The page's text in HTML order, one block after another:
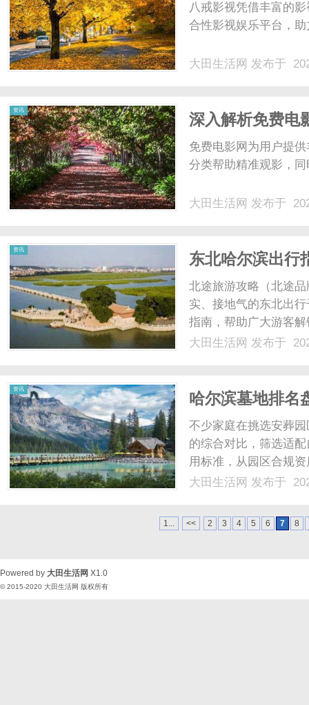
八戒影视凭借丰富的
合性影视娱乐平台，
大田生活网 发布于
资讯
深入解析免费电
免费电影网为用户提
分类帮助精准观影，
大田生活网 发布于
资讯
东北哈尔滨出行
食+周边路线全
北途旅游攻略（北途
实、接地气的东北出
指南，帮助广大游客
心玩法：不止中央大
大田生活网 发布于
资讯
哈尔滨墓地排名
不少家庭在挑选安葬
的综合对比，筛选适
用标准，从园区合规
行综合评判，能够直
成为排名盘点中关注
大田生活网 发布于
1... << 2 3 4 5 6 7 8
Powered by 大田生活网 X1.0
© 2015-2020 大田生活网 版权所有